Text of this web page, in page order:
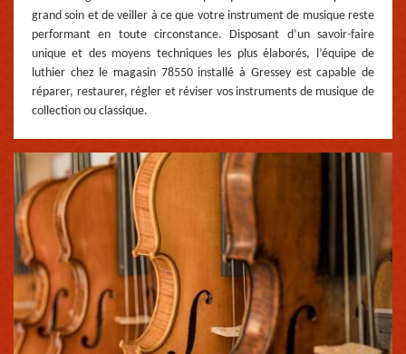
grand soin et de veiller à ce que votre instrument de musique reste
performant en toute circonstance. Disposant d’un savoir-faire
unique et des moyens techniques les plus élaborés, l’équipe de
luthier chez le magasin 78550 installé à Gressey est capable de
réparer, restaurer, régler et réviser vos instruments de musique de
collection ou classique.